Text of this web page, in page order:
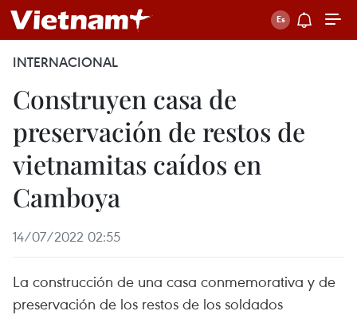
INTERNACIONAL
Construyen casa de
preservación de restos de
vietnamitas caídos en
Camboya
14/07/2022 02:55
La construcción de una casa conmemorativa y de
preservación de los restos de los soldados